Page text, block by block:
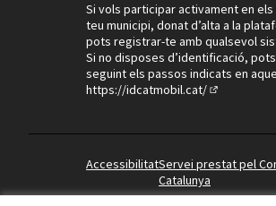
La tercera fase consisteix
entrada a la possible
Si vols participar activament en
teu municipi, donat d’alta a la
pots registrar-te amb qualsevol
Si no disposes d’identificació, pots
seguint els passos indicats en
https://idcatmobil.cat/
AccessibilitatServei prestat pel
Catalunya